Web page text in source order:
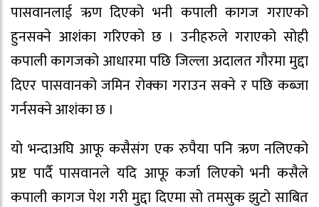
पासवानलाई ऋण दिएको भनी कपाली कागज गराएको
हुनसक्ने आशंका गरिएको छ । उनीहरुले गराएको सोही
कपाली कागजको आधारमा पछि जिल्ला अदालत गौरमा मुद्दा
दिएर पासवानको जमिन रोक्का गराउन सक्ने र पछि कब्जा
गर्नसक्ने आशंका छ ।
यो भन्दाअघि आफू कसैसंग एक रुपैया पनि ऋण नलिएको
प्रष्ट पार्दै पासवानले यदि आफू कर्जा लिएको भनी कसैले
कपाली कागज पेश गरी मुद्दा दिएमा सो तमसुक झुटो साबित